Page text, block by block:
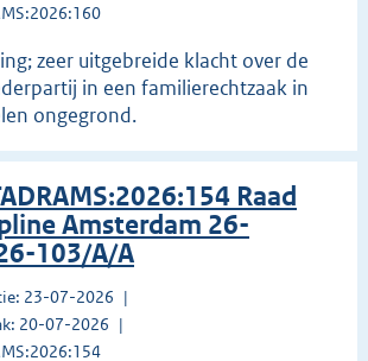
zeer uitgebreide klacht over de
in een familierechtzaak in
ongegrond.
Raad
Amsterdam 26-
103/A/A
23-07-2026
20-07-2026